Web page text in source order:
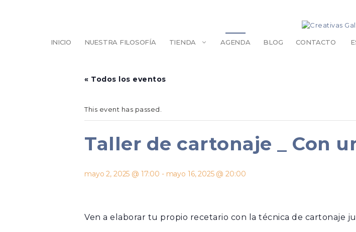
INICIO NUESTRA FILOSOFÍA TIENDA
AGENDAS/LIBRETAS
AGENDA BLOG CONTACTO
« Todos los eventos
This event has passed.
Taller de cartonaje _ Con
mayo 2, 2025 @ 17:00 - mayo 16, 2025 @ 20:00
Ven a elaborar tu propio recetario con la técnica de cartonaje